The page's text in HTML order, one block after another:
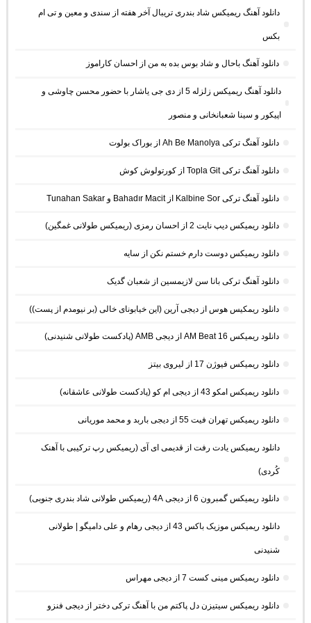
دانلود آهنگ ریمیکس شاد بندری تریبال آخر هفته از سندی و معین و تی ام
بکس
دانلود آهنگ باحال و شاد بوس بده به من از احسان کاراموز
دانلود آهنگ ریمیکس زلزله 5 از دی جی یاشار با حضور محسن چاوشی و
اپیکور و سینا شعبانخانی و منصور
دانلود آهنگ ترکی Ah Be Manolya از بوراک بولوت
دانلود آهنگ ترکی Topla Git از کورتولوش کوش
دانلود آهنگ ترکی Kalbine Sor از Bahadır Macit و Tunahan Sakar
دانلود ریمیکس دیپ نایت 2 از احسان رمزی (ریمیکس طولانی غمگین)
دانلود ریمیکس دوست دارم خستم نکن از سایه
دانلود آهنگ ترکی بانا سن لازیمسین از شعبان گدیک
دانلود ریمکیس هوس از دیجی آرین (این خیابونای خالی (بر نیومدم از پست))
دانلود ریمیکس AM Beat 16 از دیجی AMB (پادکست طولانی شنیدنی)
دانلود ریمیکس فیوژن 17 از لیروی بیتز
دانلود ریمیکس امکو 43 از دیجی ام کو (پادکست طولانی عاشقانه)
دانلود ریمیکس تهران فیت 55 از دیجی باربد و محمد موریانی
دانلود ریمیکس یادت رفت از قدیمی ای آی (ریمیکس رپ ترکیبی با آهنک
کُردی)
دانلود ریمیکس گمبرون 6 از دیجی 4A (ریمیکس طولانی شاد بندری جنوبی)
دانلود ریمیکس موزیک باکس 43 از دیجی رهام و علی دامیگو | طولانی
شنیدنی
دانلود ریمیکس مینی کست 7 از دیجی مهراس
دانلود ریمیکس سیتیزن دل پاکتم من با آهنگ ترکی دختر از دیجی فنزو